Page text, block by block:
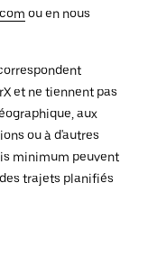
ou en nous
et ne tiennent pas
aux
ou à d'autres
minimum peuvent
trajets planifiés